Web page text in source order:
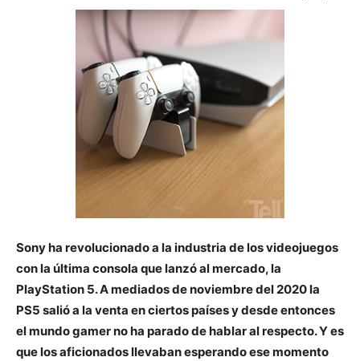
Sony ha revolucionado a la industria de los videojuegos
con la última consola que lanzó al mercado, la
PlayStation 5. A mediados de noviembre del 2020 la
PS5 salió a la venta en ciertos países y desde entonces
el mundo gamer no ha parado de hablar al respecto. Y es
que los aficionados llevaban esperando ese momento